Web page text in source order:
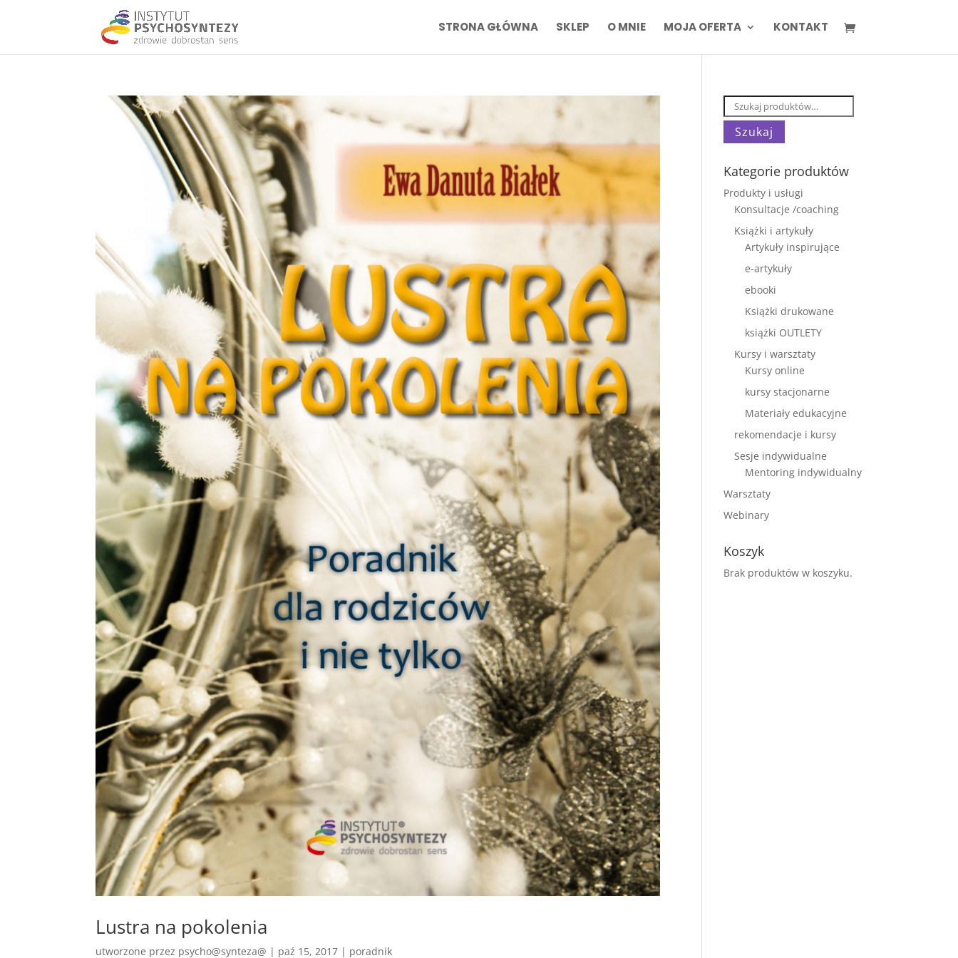
STRONA GŁÓWNA SKLEP O MNIE MOJA OFERTA KONTAKT
Lustra na pokolenia
utworzone przez psycho@synteza@ | paź 15, 2017 | poradnik
Szukaj:
Szukaj
Kategorie produktów
Produkty i usługi
Konsultacje /coaching
Książki i artykuły
Artykuły inspirujące
e-artykuły
ebooki
Książki drukowane
książki OUTLETY
Kursy i warsztaty
Kursy online
kursy stacjonarne
Materiały edukacyjne
rekomendacje i kursy
Sesje indywidualne
Mentoring indywidualny
Warsztaty
Webinary
Koszyk
Brak produktów w koszyku.